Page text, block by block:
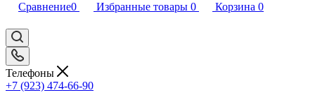
Сравнение0 Избранные товары 0 Корзина 0
Телефоны
+7 (923) 474-66-90